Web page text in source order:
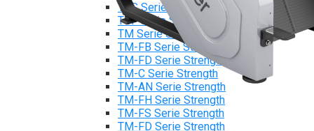
TGS Serie Strength
TGF Serie Strength
TM Serie Strength
TM-FB Serie Strength
TM-FD Serie Strength
TM-C Serie Strength
TM-AN Serie Strength
TM-FH Serie Strength
TM-FS Serie Strength
TM-FD Serie Strength